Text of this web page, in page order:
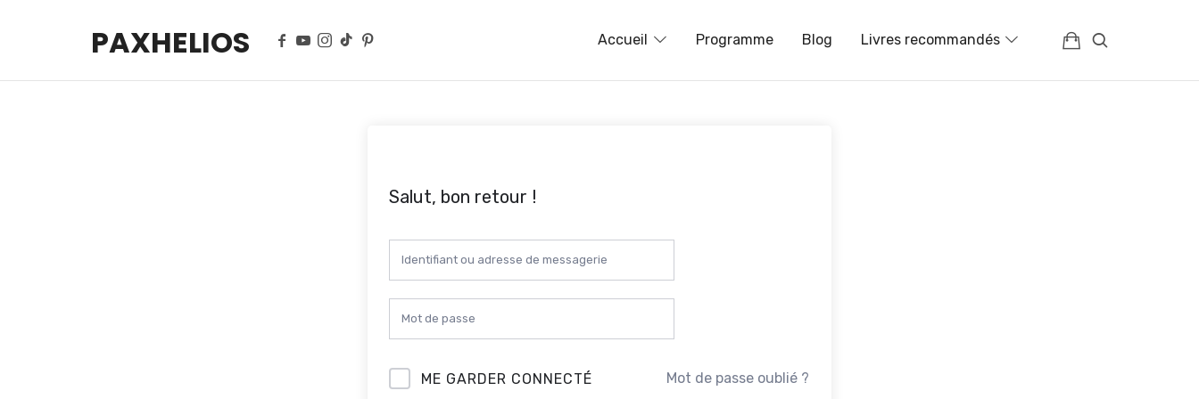
PAXHELIOS Accueil Programme Blog Livres recommandés
Salut, bon retour !
ME GARDER CONNECTÉ Mot de passe oublié ?